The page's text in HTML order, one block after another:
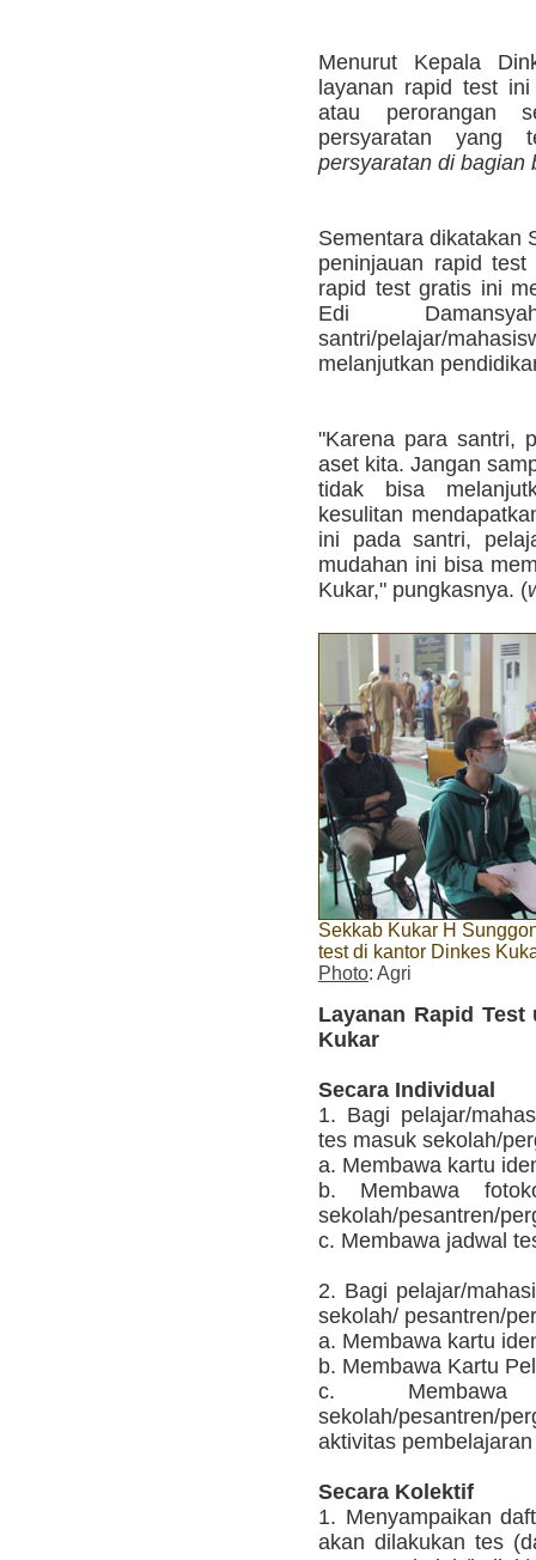
Menurut Kepala
layanan rapid test
atau perorangan
persyaratan yang
persyaratan di bagian
Sementara dikatakan
peninjauan rapid
rapid test gratis ini
Edi
santri/pelajar/
melanjutkan
"Karena para santri,
aset kita. Jangan
tidak bisa
kesulitan
ini pada santri,
mudahan ini bisa
Kukar," pungkasnya. (
Sekkab Kukar H
test di kantor Dinkes
Photo: Agri
Layanan Rapid Test
Kukar
Secara Individual
1. Bagi pelajar/
tes masuk sekolah/
a. Membawa kartu
b. Membawa
sekolah/pesantren/
c. Membawa jadwal
2. Bagi pelajar/
sekolah/ pesantren/
a. Membawa kartu
b. Membawa Kartu
c. Membawa
sekolah/pesantren/
aktivitas pembelajaran
Secara Kolektif
1. Menyampaikan
akan dilakukan tes